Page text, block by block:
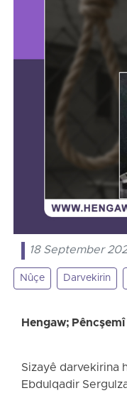
18 September
Nûçe Darvekirin
Hengaw;
Sizayê darvekirina
Ebdulqadir